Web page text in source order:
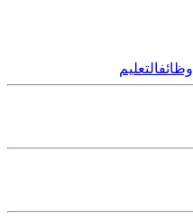
وظائفالتعليم